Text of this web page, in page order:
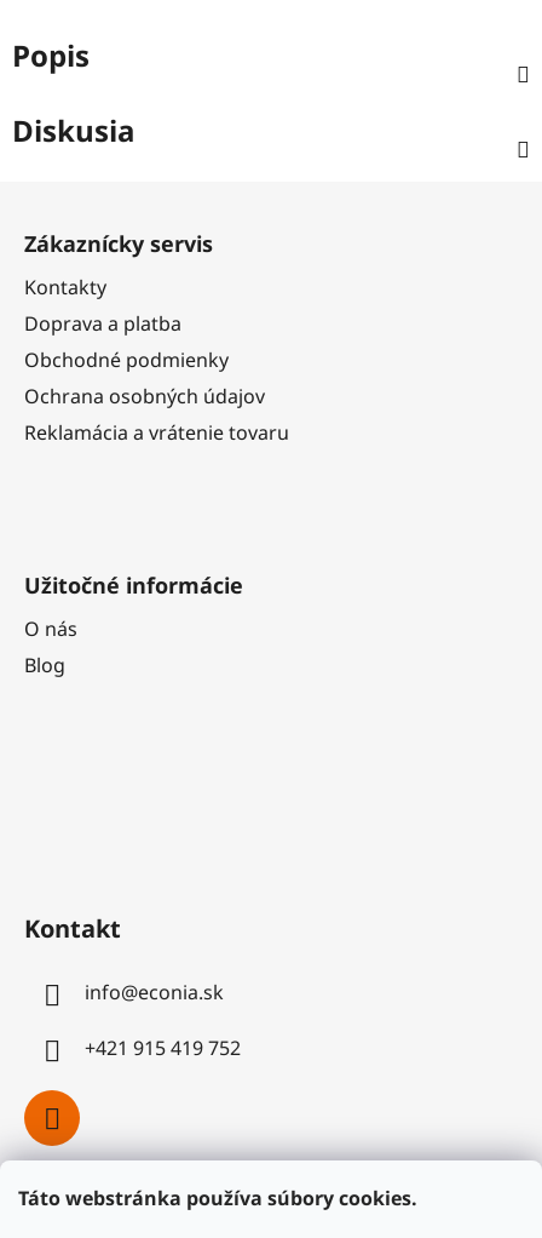
Táto webstránka používa súbory cookies.
Popis
Diskusia
Zákaznícky servis
Kontakty
Doprava a platba
Obchodné podmienky
Ochrana osobných údajov
Reklamácia a vrátenie tovaru
Užitočné informácie
O nás
Blog
Kontakt
info@econia.sk
+421 915 419 752
Facebook